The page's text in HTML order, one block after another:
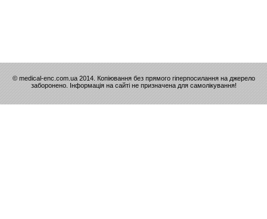
© medical-enc.com.ua 2014. Копіювання без прямого гіперпосилання на джерело
заборонено. Інформація на сайті не призначена для самолікування!